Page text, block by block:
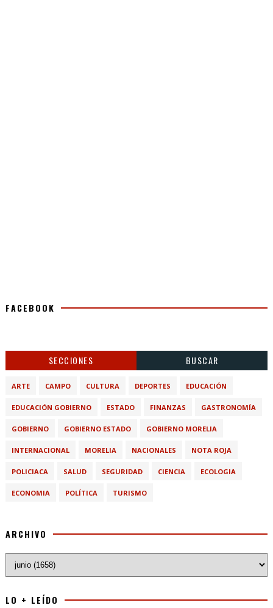
FACEBOOK
SECCIONES BUSCAR
ARTE CAMPO CULTURA DEPORTES EDUCACIÓN
EDUCACIÓN GOBIERNO ESTADO FINANZAS GASTRONOMÍA
GOBIERNO GOBIERNO ESTADO GOBIERNO MORELIA
INTERNACIONAL MORELIA NACIONALES NOTA ROJA
POLICIACA SALUD SEGURIDAD CIENCIA ECOLOGIA
ECONOMIA POLÍTICA TURISMO
ARCHIVO
LO + LEÍDO